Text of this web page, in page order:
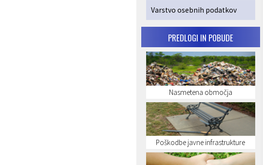
Varstvo osebnih podatkov
PREDLOGI IN POBUDE
Nasmetena območja
Poškodbe javne infrastrukture